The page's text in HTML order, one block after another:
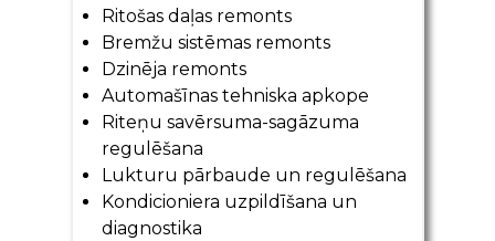
Ritošas daļas remonts
Bremžu sistēmas remonts
Dzinēja remonts
Automašīnas tehniska apkope
Riteņu savērsuma-sagāzuma
regulēšana
Lukturu pārbaude un regulēšana
Kondicioniera uzpildīšana un
diagnostika